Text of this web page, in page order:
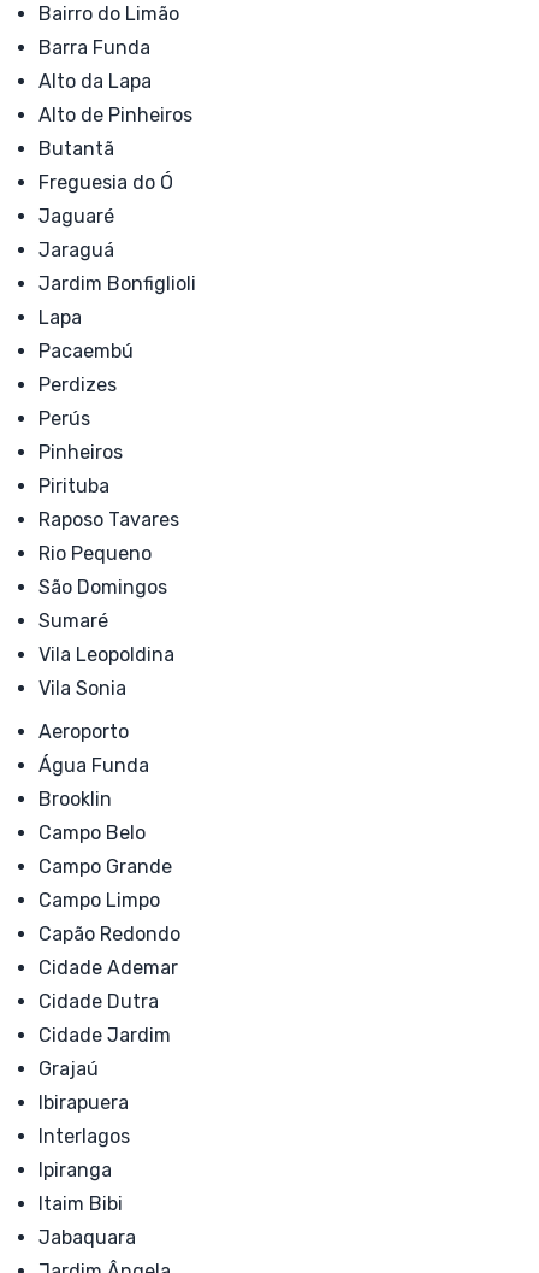
Bairro do Limão
Barra Funda
Alto da Lapa
Alto de Pinheiros
Butantã
Freguesia do Ó
Jaguaré
Jaraguá
Jardim Bonfiglioli
Lapa
Pacaembú
Perdizes
Perús
Pinheiros
Pirituba
Raposo Tavares
Rio Pequeno
São Domingos
Sumaré
Vila Leopoldina
Vila Sonia
Aeroporto
Água Funda
Brooklin
Campo Belo
Campo Grande
Campo Limpo
Capão Redondo
Cidade Ademar
Cidade Dutra
Cidade Jardim
Grajaú
Ibirapuera
Interlagos
Ipiranga
Itaim Bibi
Jabaquara